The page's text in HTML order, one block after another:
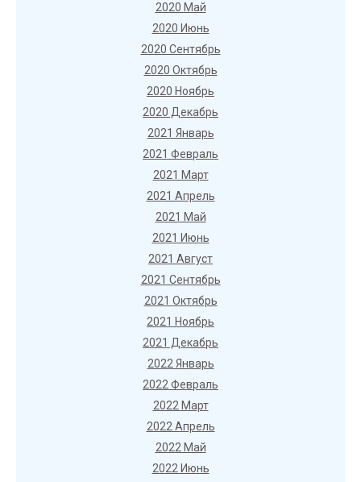
2020 Май
2020 Июнь
2020 Сентябрь
2020 Октябрь
2020 Ноябрь
2020 Декабрь
2021 Январь
2021 Февраль
2021 Март
2021 Апрель
2021 Май
2021 Июнь
2021 Август
2021 Сентябрь
2021 Октябрь
2021 Ноябрь
2021 Декабрь
2022 Январь
2022 Февраль
2022 Март
2022 Апрель
2022 Май
2022 Июнь